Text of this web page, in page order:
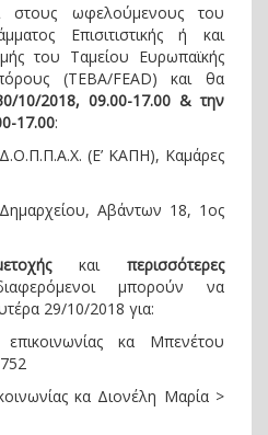
στους ωφελούμενους του
Επισιτιστικής ή και
του Ταμείου Ευρωπαϊκής
(TEBA/FEAD) και θα
10/2018, 09.00-17.00 & την
17.00:
(Ε’ ΚΑΠΗ), Καμάρες
Αβάντων 18, 1ος
και περισσότερες
μπορούν να
29/10/2018 για:
κα Μπενέτου
κα Διονέλη Μαρία >